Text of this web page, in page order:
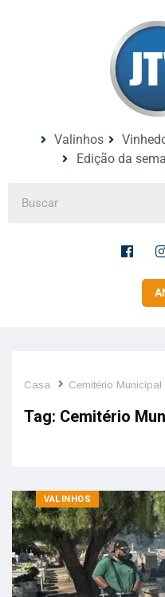
Valinhos
Edição da
Casa Cemitério Municipal
Tag: Cemitério
VALINHOS